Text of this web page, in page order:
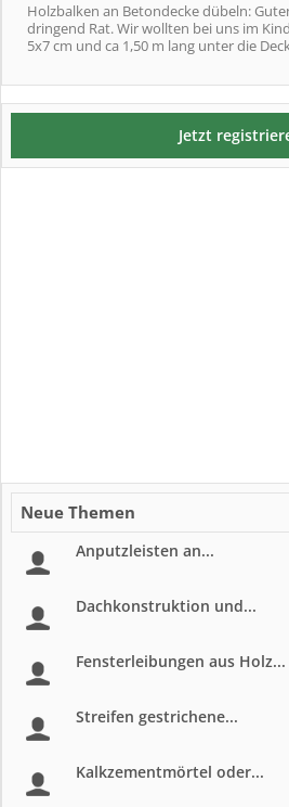
Holzbalken an Betondecke dübeln:
dringend Rat. Wir wollten bei uns im
5x7 cm und ca 1,50 m lang unter die
Jetzt
Neue Themen
Anputzleisten an...
Dachkonstruktion und...
Fensterleibungen aus Holz...
Streifen gestrichene...
Kalkzementmörtel oder...